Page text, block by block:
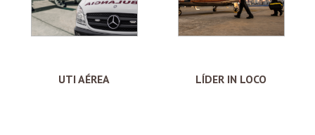
UTI AÉREA LÍDER IN LOCO